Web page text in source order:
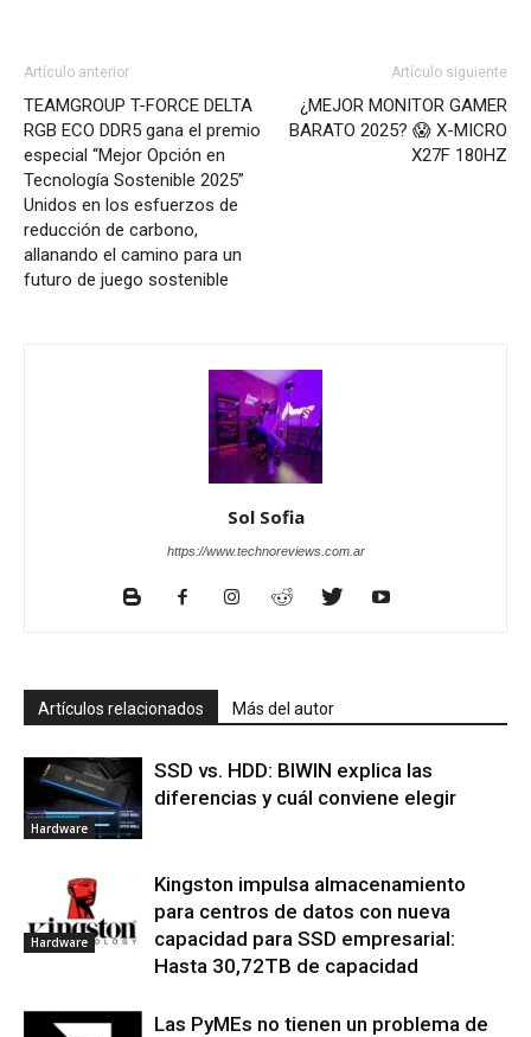
Artículo anterior
TEAMGROUP T-FORCE DELTA
RGB ECO DDR5 gana el premio
especial “Mejor Opción en
Tecnología Sostenible 2025”
Unidos en los esfuerzos de
reducción de carbono,
allanando el camino para un
futuro de juego sostenible
Artículo siguiente
¿MEJOR MONITOR GAMER
BARATO 2025? 😱 X-MICRO
X27F 180HZ
Sol Sofia
https://www.technoreviews.com.ar
Artículos relacionados Más del autor
Hardware
SSD vs. HDD: BIWIN explica las
diferencias y cuál conviene elegir
Hardware
Kingston impulsa almacenamiento
para centros de datos con nueva
capacidad para SSD empresarial:
Hasta 30,72TB de capacidad
Las PyMEs no tienen un problema de